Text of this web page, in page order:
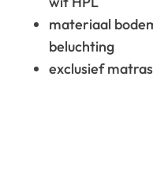
materiaal
beluchting
exclusief